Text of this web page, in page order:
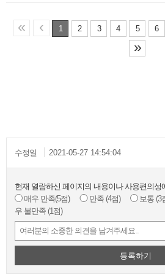
« ‹ 1 2 3 4 5 6
»
수정일 2021-05-27 14:54:04
현재 열람하신 페이지의 내용이나 사용편의성
매우 만족(5점) 만족 (4점) 보통 (3
우 불만족 (1점)
등록하기